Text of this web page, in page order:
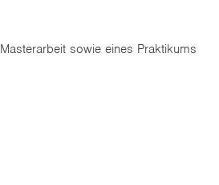
sowie eines Praktikums